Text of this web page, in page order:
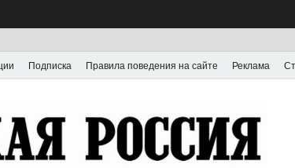
Подписка Правила поведения на сайте Реклама